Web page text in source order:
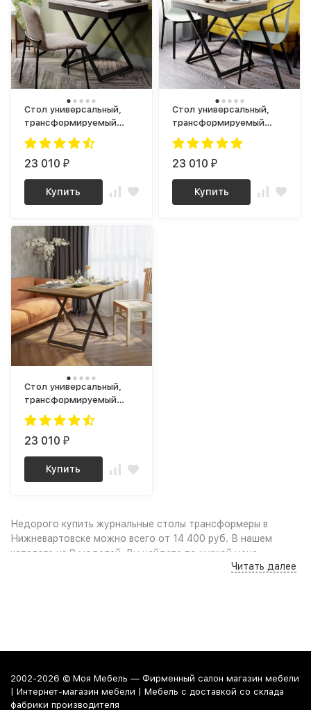
Стол универсальный,
трансформируемый
Генри Бетон чикаго /
Черный
23 010₽
Купить
Стол универсальный,
трансформируемый
Генри Дуб галифакс /
Черный
23 010₽
Купить
Стол универсальный,
трансформируемый
Генри Дуб шерман /
Черный
23 010₽
Купить
Недорого купить журнальные столы трансформеры в
Нижневартовске можно всего от 14 400 руб. В нашем
каталоге из 9 моделей, Вы найдете по низкой цене
(дёшево): Качественные фото и удобный поиск по
удобный кредит сделают покупку по настоящему
выгодной и приятной.
Читать далее
2002-2026 © Моя Мебель — Фирменный салон магазин мебели
| Интернет-магазин мебели | Мебель с доставкой со склада
фабрики производителя